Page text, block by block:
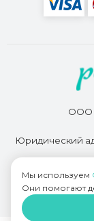
ООО
Юридический
Мы используем
Они помогают